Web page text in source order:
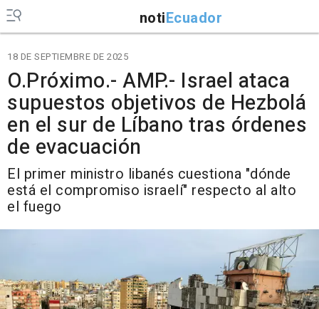
notiEcuador
18 DE SEPTIEMBRE DE 2025
O.Próximo.- AMP.- Israel ataca
supuestos objetivos de Hezbolá
en el sur de Líbano tras órdenes
de evacuación
El primer ministro libanés cuestiona "dónde
está el compromiso israelí" respecto al alto
el fuego